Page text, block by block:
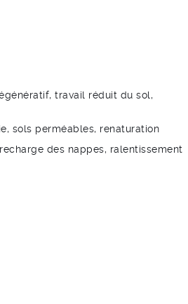
travail réduit du sol,
sols perméables, renaturation
des nappes, ralentissement